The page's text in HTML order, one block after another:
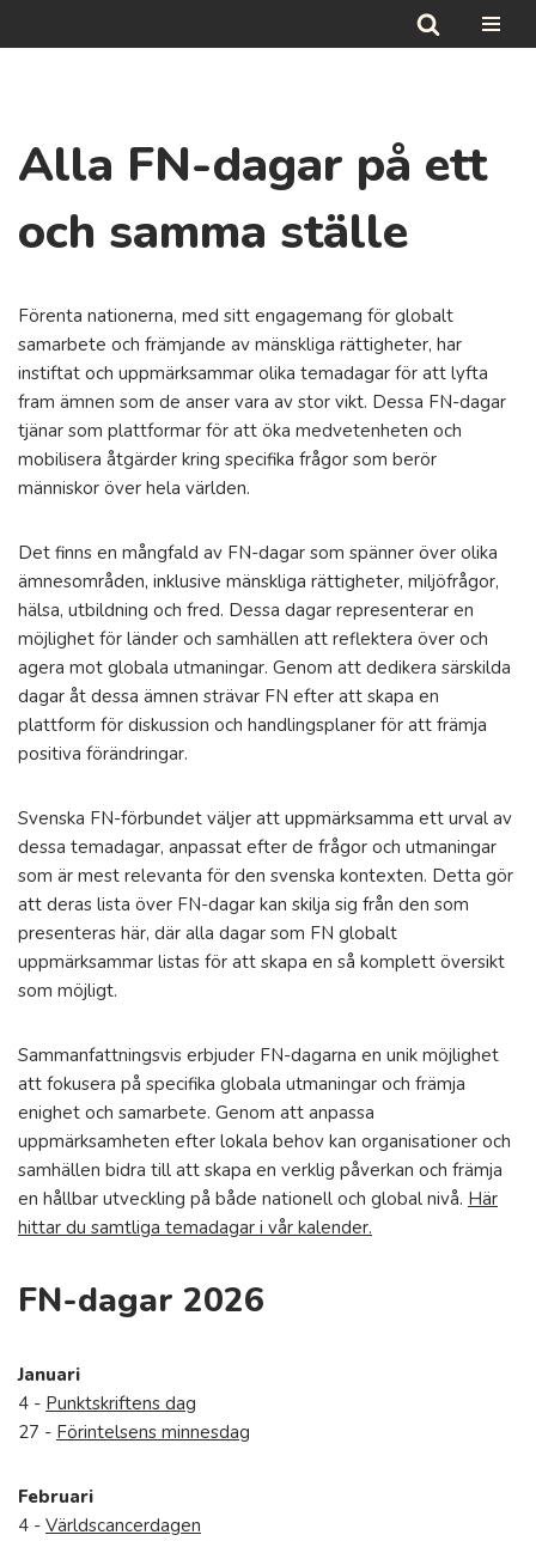
Alla FN-dagar på ett
och samma ställe
Förenta nationerna, med sitt engagemang för globalt
samarbete och främjande av mänskliga rättigheter, har
instiftat och uppmärksammar olika temadagar för att lyfta
fram ämnen som de anser vara av stor vikt. Dessa FN-dagar
tjänar som plattformar för att öka medvetenheten och
mobilisera åtgärder kring specifika frågor som berör
människor över hela världen.
Det finns en mångfald av FN-dagar som spänner över olika
ämnesområden, inklusive mänskliga rättigheter, miljöfrågor,
hälsa, utbildning och fred. Dessa dagar representerar en
möjlighet för länder och samhällen att reflektera över och
agera mot globala utmaningar. Genom att dedikera särskilda
dagar åt dessa ämnen strävar FN efter att skapa en
plattform för diskussion och handlingsplaner för att främja
positiva förändringar.
Svenska FN-förbundet väljer att uppmärksamma ett urval av
dessa temadagar, anpassat efter de frågor och utmaningar
som är mest relevanta för den svenska kontexten. Detta gör
att deras lista över FN-dagar kan skilja sig från den som
presenteras här, där alla dagar som FN globalt
uppmärksammar listas för att skapa en så komplett översikt
som möjligt.
Sammanfattningsvis erbjuder FN-dagarna en unik möjlighet
att fokusera på specifika globala utmaningar och främja
enighet och samarbete. Genom att anpassa
uppmärksamheten efter lokala behov kan organisationer och
samhällen bidra till att skapa en verklig påverkan och främja
en hållbar utveckling på både nationell och global nivå. Här
hittar du samtliga temadagar i vår kalender.
FN-dagar 2026
Januari
4 - Punktskriftens dag
27 - Förintelsens minnesdag
Februari
4 - Världscancerdagen